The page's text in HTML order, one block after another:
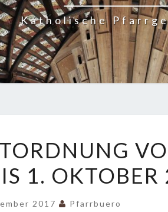
Katholische
VOM
18.
SEPTEMBER
BIS
1.
2017 Pfarrbuero